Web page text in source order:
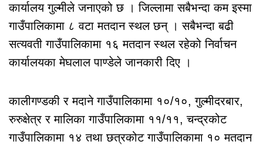
कार्यालय गुल्मीले जनाएको छ । जिल्लामा सबैभन्दा कम इस्मा
गाउँपालिकामा ८ वटा मतदान स्थल छन् । सबैभन्दा बढी
सत्यवती गाउँपालिकामा १६ मतदान स्थल रहेको निर्वाचन
कार्यालयका मेघलाल पाण्डेले जानकारी दिए ।
कालीगण्डकी र मदाने गाउँपालिकामा १०/१०, गुल्मीदरबार,
रुरुक्षेत्र र मालिका गाउँपालिकामा ११/११, चन्द्रकोट
गाउँपालिकामा १४ तथा छत्रकोट गाउँपालिकामा १० मतदान